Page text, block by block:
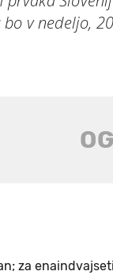
v nedeljo,
za